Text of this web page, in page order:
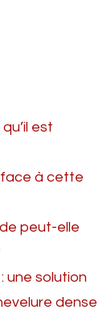
est
face à cette
peut-elle
une solution
dense